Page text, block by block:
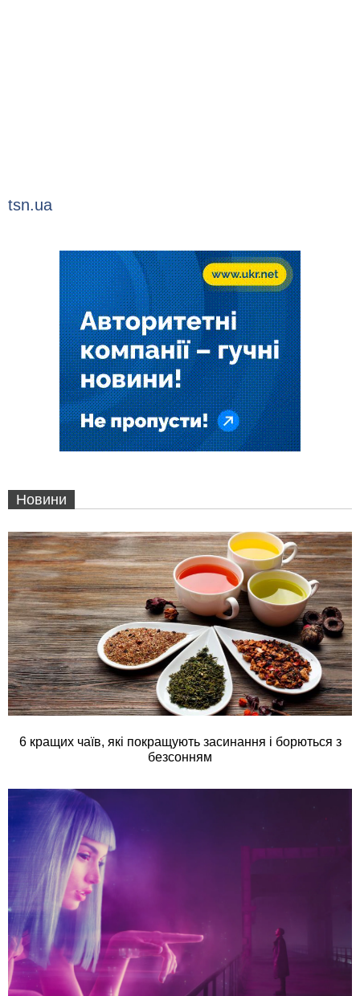
tsn.ua
Новини
6 кращих чаїв, які покращують засинання і борються з
безсонням